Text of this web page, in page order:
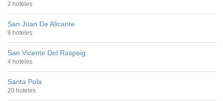
2 hoteles
San Juan De Alicante
9 hoteles
San Vicente Del Raspeig
4 hoteles
Santa Pola
20 hoteles